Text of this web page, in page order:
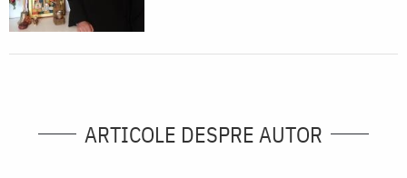
ARTICOLE DESPRE AUTOR